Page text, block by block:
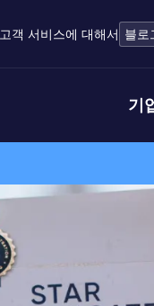
고객 서비스에 대해서 블로
기